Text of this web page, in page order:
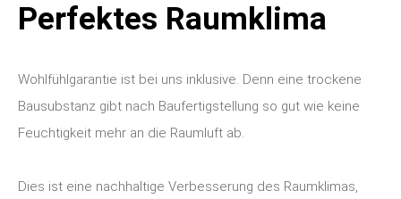
Perfektes Raumklima
Wohlfühlgarantie ist bei uns inklusive. Denn eine trockene
Bausubstanz gibt nach Baufertigstellung so gut wie keine
Feuchtigkeit mehr an die Raumluft ab.
Dies ist eine nachhaltige Verbesserung des Raumklimas,